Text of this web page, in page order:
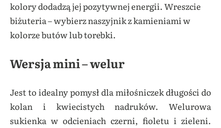
kolory dodadzą jej pozytywnej energii. Wreszcie
biżuteria – wybierz naszyjnik z kamieniami w
kolorze butów lub torebki.
Wersja mini – welur
Jest to idealny pomysł dla miłośniczek długości do
kolan i kwiecistych nadruków. Welurowa
sukienka w odcieniach czerni, fioletu i zieleni.